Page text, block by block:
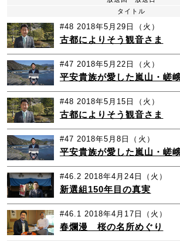
タイトル
#48 2018年5月29日（火）
古都によりそう観音さま
#47 2018年5月22日（火）
平安貴族が愛した嵐山・嵯
#48 2018年5月15日（火）
古都によりそう観音さま
#47 2018年5月8日（火）
平安貴族が愛した嵐山・嵯
#46.2 2018年4月24日（火）
新選組150年目の真実
#46.1 2018年4月17日（火）
春爛漫 桜の名所めぐり